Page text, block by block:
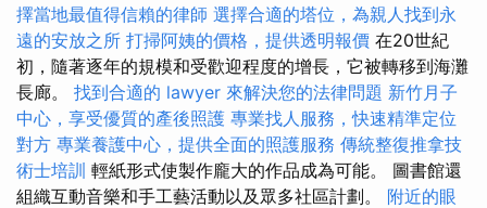
擇當地最值得信賴的律師 選擇合適的塔位，為親人找到永
遠的安放之所 打掃阿姨的價格，提供透明報價 在20世紀
初，隨著逐年的規模和受歡迎程度的增長，它被轉移到海灘
長廊。 找到合適的 lawyer 來解決您的法律問題 新竹月子
中心，享受優質的產後照護 專業找人服務，快速精準定位
對方 專業養護中心，提供全面的照護服務 傳統整復推拿技
術士培訓 輕紙形式使製作龐大的作品成為可能。 圖書館還
組織互動音樂和手工藝活動以及眾多社區計劃。 附近的眼